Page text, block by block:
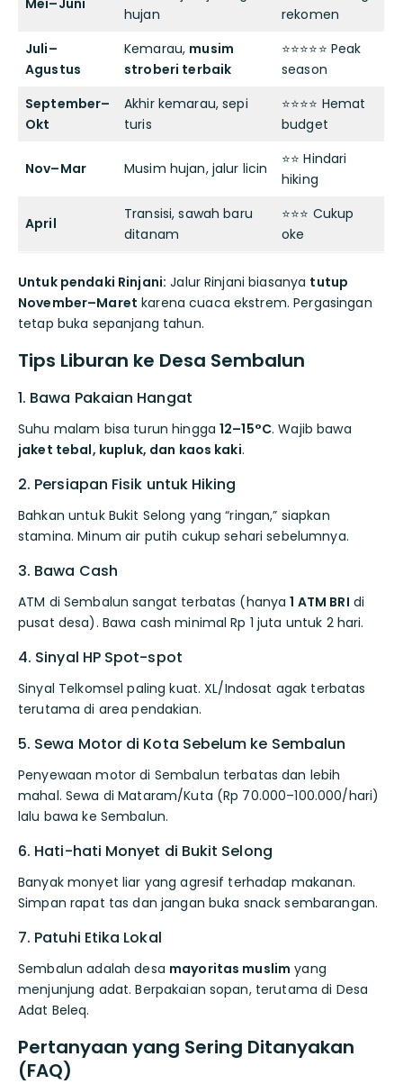
hujan
rekomen
Juli–
Agustus
Kemarau, musim
stroberi terbaik
⭐⭐⭐⭐⭐ Peak
season
September–
Okt
Akhir kemarau, sepi
turis
⭐⭐⭐⭐ Hemat
budget
Nov–Mar Musim hujan, jalur licin
⭐⭐ Hindari
hiking
April
Transisi, sawah baru
ditanam
⭐⭐⭐ Cukup
oke
Untuk pendaki Rinjani: Jalur Rinjani biasanya tutup
November–Maret karena cuaca ekstrem. Pergasingan
tetap buka sepanjang tahun.
Tips Liburan ke Desa Sembalun
1. Bawa Pakaian Hangat
Suhu malam bisa turun hingga12–15°C. Wajib bawa
jaket tebal, kupluk, dan kaos kaki.
2. Persiapan Fisik untuk Hiking
Bahkan untuk Bukit Selong yang “ringan,” siapkan
stamina. Minum air putih cukup sehari sebelumnya.
3. Bawa Cash
ATM di Sembalun sangat terbatas (hanya1 ATM BRI di
pusat desa). Bawa cash minimal Rp 1 juta untuk 2 hari.
4. Sinyal HP Spot-spot
Sinyal Telkomsel paling kuat. XL/Indosat agak terbatas
terutama di area pendakian.
5. Sewa Motor di Kota Sebelum ke Sembalun
Penyewaan motor di Sembalun terbatas dan lebih
mahal. Sewa di Mataram/Kuta (Rp 70.000–100.000/hari)
lalu bawa ke Sembalun.
6. Hati-hati Monyet di Bukit Selong
Banyak monyet liar yang agresif terhadap makanan.
Simpan rapat tas dan jangan buka snack sembarangan.
7. Patuhi Etika Lokal
Sembalun adalah desa mayoritas muslim yang
menjunjung adat. Berpakaian sopan, terutama di Desa
Adat Beleq.
Pertanyaan yang Sering Ditanyakan
(FAQ)